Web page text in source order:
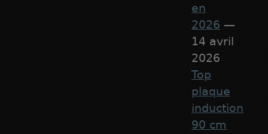
en
2026 —
14 avril
2026
Top
plaque
induction
90 cm